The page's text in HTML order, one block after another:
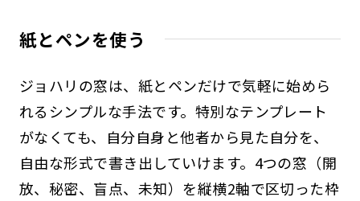
紙とペンを使う
ジョハリの窓は、紙とペンだけで気軽に始めら
れるシンプルな手法です。特別なテンプレート
がなくても、自分自身と他者から見た自分を、
自由な形式で書き出していけます。4つの窓（開
放、秘密、盲点、未知）を縦横2軸で区切った枠